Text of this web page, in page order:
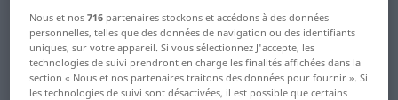
Traduction Allemand-Tchèque de
"unduldsam"
Nous et nos716 partenaires stockons et accédons à des données
personnelles, telles que des données de navigation ou des identifiants
uniques, sur votre appareil. Si vous sélectionnez J'accepte, les
technologies de suivi prendront en charge les finalités affichées dans la
section « Nous et nos partenaires traitons des données pour fournir ». Si
les technologies de suivi sont désactivées, il est possible que certains